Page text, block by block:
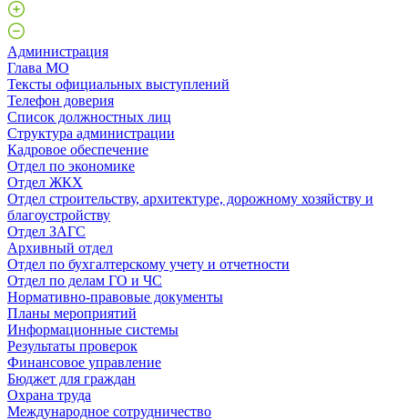
Администрация
Глава МО
Тексты официальных выступлений
Телефон доверия
Список должностных лиц
Структура администрации
Кадровое обеспечение
Отдел по экономике
Отдел ЖКХ
Отдел строительству, архитектуре, дорожному хозяйству и
благоустройству
Отдел ЗАГС
Архивный отдел
Отдел по бухгалтерскому учету и отчетности
Отдел по делам ГО и ЧС
Нормативно-правовые документы
Планы мероприятий
Информационные системы
Результаты проверок
Финансовое управление
Бюджет для граждан
Охрана труда
Международное сотрудничество